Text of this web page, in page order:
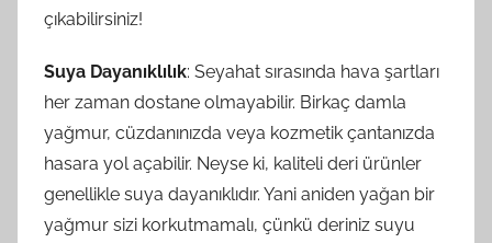
çıkabilirsiniz!
Suya Dayanıklılık: Seyahat sırasında hava şartları
her zaman dostane olmayabilir. Birkaç damla
yağmur, cüzdanınızda veya kozmetik çantanızda
hasara yol açabilir. Neyse ki, kaliteli deri ürünler
genellikle suya dayanıklıdır. Yani aniden yağan bir
yağmur sizi korkutmamalı, çünkü deriniz suyu